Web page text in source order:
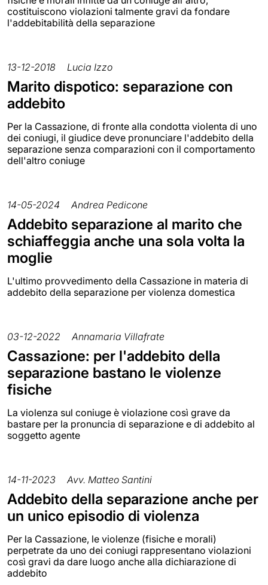
costituiscono violazioni talmente gravi da fondare
l'addebitabilità della separazione
13-12-2018 Lucia Izzo
Marito dispotico: separazione con
addebito
Per la Cassazione, di fronte alla condotta violenta di uno
dei coniugi, il giudice deve pronunciare l'addebito della
separazione senza comparazioni con il comportamento
dell'altro coniuge
14-05-2024 Andrea Pedicone
Addebito separazione al marito che
schiaffeggia anche una sola volta la
moglie
L'ultimo provvedimento della Cassazione in materia di
addebito della separazione per violenza domestica
03-12-2022 Annamaria Villafrate
Cassazione: per l'addebito della
separazione bastano le violenze
fisiche
La violenza sul coniuge è violazione così grave da
bastare per la pronuncia di separazione e di addebito al
soggetto agente
14-11-2023 Avv. Matteo Santini
Addebito della separazione anche per
un unico episodio di violenza
Per la Cassazione, le violenze (fisiche e morali)
perpetrate da uno dei coniugi rappresentano violazioni
così gravi da dare luogo anche alla dichiarazione di
addebito